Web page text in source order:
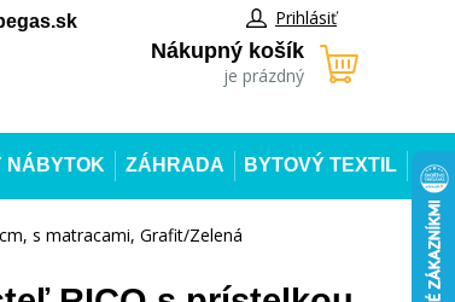
Prihlásiť
Nákupný košík
je prázdný
NÁBYTOK ZÁHRADA BYTOVÝ TEXTIL
s matracami, Grafit/Zelená